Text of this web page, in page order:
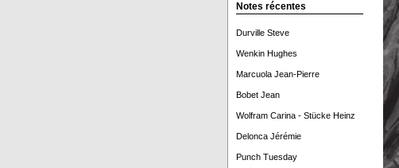
Notes récentes
Durville Steve
Wenkin Hughes
Marcuola Jean-Pierre
Bobet Jean
Wolfram Carina - Stücke Heinz
Delonca Jérémie
Punch Tuesday